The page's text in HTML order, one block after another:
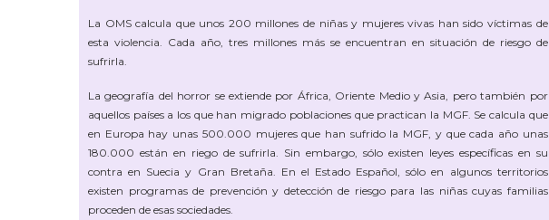
La OMS calcula que unos 200 millones de niñas y mujeres vivas han sido víctimas de
esta violencia. Cada año, tres millones más se encuentran en situación de riesgo de
sufrirla.
La geografía del horror se extiende por África, Oriente Medio y Asia, pero también por
aquellos países a los que han migrado poblaciones que practican la MGF. Se calcula que
en Europa hay unas 500.000 mujeres que han sufrido la MGF, y que cada año unas
180.000 están en riego de sufrirla. Sin embargo, sólo existen leyes específicas en su
contra en Suecia y Gran Bretaña. En el Estado Español, sólo en algunos territorios
existen programas de prevención y detección de riesgo para las niñas cuyas familias
proceden de esas sociedades.